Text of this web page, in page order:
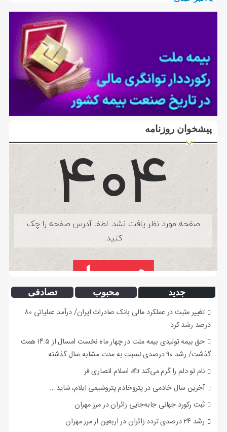
پیشخوان روزنامه
جدید محبوب تصادفی
تغییر مثبت در عملکرد مالی بانک صادرات ایران/ درآمد عملیاتی ۸۰
درصد رشد کرد
حق بیمه تولیدی بیمه ملت در چهار ماه نخست امسال از ۱۴.۵ همت
گذشت/ رشد ۹۰ درصدی نسبت به مدت مشابه سال گذشته
نام تو دلم را گرم می‌کند ✍️ اسلام انصاری فر
آخرین سال خادمی در پتروخادم پتروشیمی ایلام، شاید …
ثبت رکورد جهانی جابه‌جایی زائران در مرز مهران
رشد ۲۴ درصدی تردد زائران در اربعین از مرز مهران